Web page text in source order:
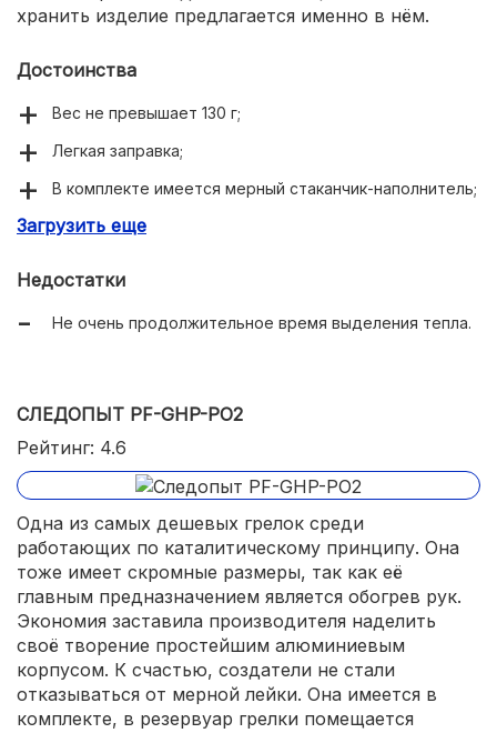
хранить изделие предлагается именно в нём.
Достоинства
Вес не превышает 130 г;
Легкая заправка;
В комплекте имеется мерный стаканчик-наполнитель;
Поставляется с защитным чехлом;
Загрузить еще
Недостатки
Не очень продолжительное время выделения тепла.
СЛЕДОПЫТ PF-GHP-PO2
Рейтинг: 4.6
Одна из самых дешевых грелок среди
работающих по каталитическому принципу. Она
тоже имеет скромные размеры, так как её
главным предназначением является обогрев рук.
Экономия заставила производителя наделить
своё творение простейшим алюминиевым
корпусом. К счастью, создатели не стали
отказываться от мерной лейки. Она имеется в
комплекте, в резервуар грелки помещается